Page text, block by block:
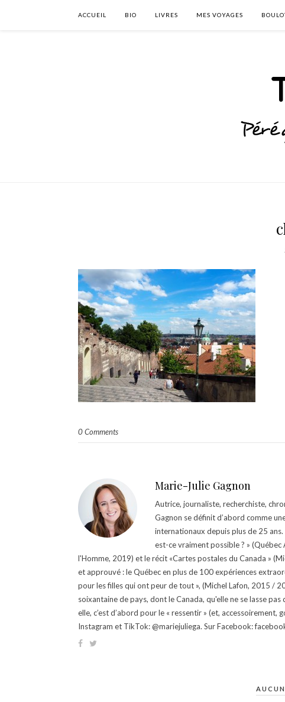
ACCUEIL BIO LIVRES MES VOYAGES
0 Comments
Marie-Julie Gagnon
Autrice, journaliste, recherchiste,
Gagnon se définit d’abord comme
internationaux depuis plus de 25 ans.
est-ce vraiment possible ? »
l'Homme, 2019) et le récit «Cartes postales du Canada »
et approuvé : le Québec en plus de 100 expériences
pour les filles qui ont peur de tout », (Michel Lafon, 2015 /
soixantaine de pays, dont le Canada, qu'elle ne se lasse
elle, c’est d’abord pour le « ressentir » (et,
Instagram et TikTok: @mariejuliega. Sur Facebook: